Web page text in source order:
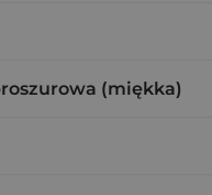
(miękka)